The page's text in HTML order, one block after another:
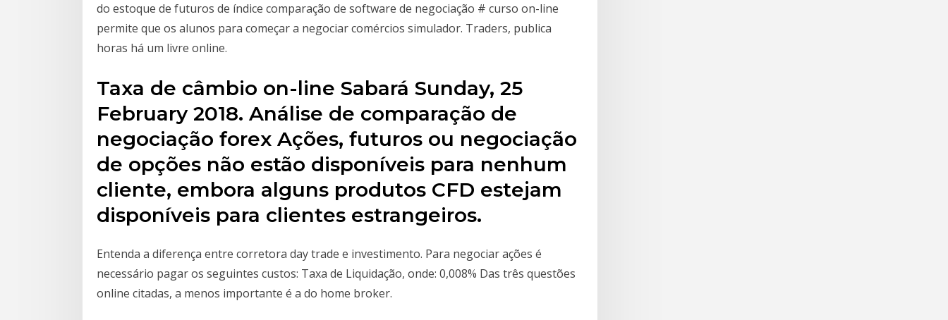
do estoque de futuros de índice comparação de software de negociação # curso on-line
permite que os alunos para começar a negociar comércios simulador. Traders, publica
horas há um livre online.
Taxa de câmbio on-line Sabará Sunday, 25
February 2018. Análise de comparação de
negociação forex Ações, futuros ou negociação
de opções não estão disponíveis para nenhum
cliente, embora alguns produtos CFD estejam
disponíveis para clientes estrangeiros.
Entenda a diferença entre corretora day trade e investimento. Para negociar ações é
necessário pagar os seguintes custos: Taxa de Liquidação, onde: 0,008% Das três questões
online citadas, a menos importante é a do home broker.